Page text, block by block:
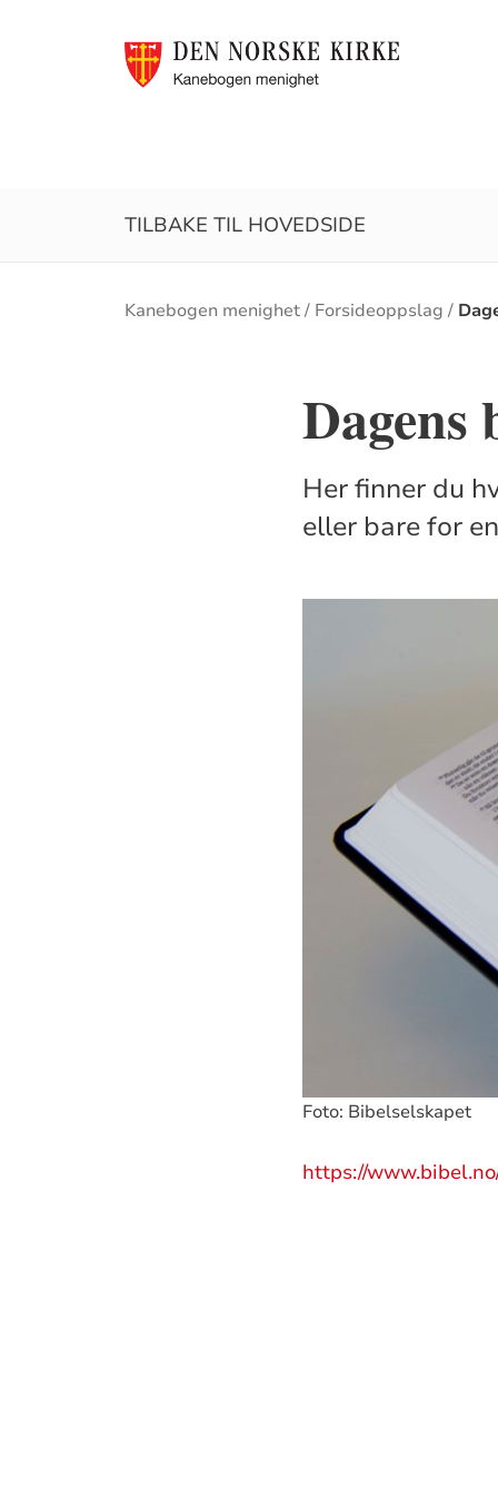
TILBAKE TIL HOVEDSIDE
Brødsmulesti
Kanebogen menighet Forsideoppslag
Dagens
Her finner du
eller bare for
Foto: Bibelselskapet
https://